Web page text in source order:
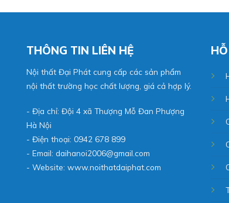
THÔNG TIN LIÊN HỆ
Nội thất Đại Phát cung cấp các sản phẩm
nội thất trường học chất lượng, giá cả hợp lý.
- Địa chỉ: Đội 4 xã Thượng Mỗ Đan Phượng
Hà Nội
- Điện thoại: 0942 678 899
- Email: daihanoi2006@gmail.com
- Website: www.noithatdaiphat.com